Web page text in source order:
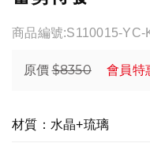
商品編號:S110015-YC-
原價 $8350 會員特
材質：水晶+琉璃